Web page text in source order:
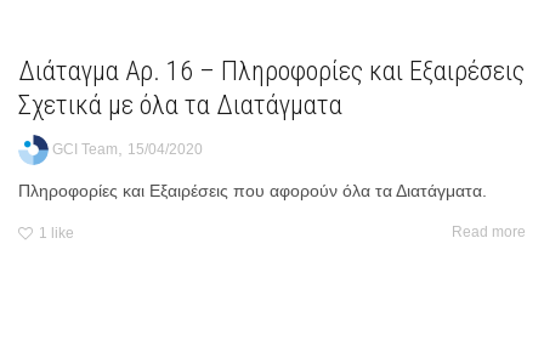
Διάταγμα Αρ. 16 – Πληροφορίες και Εξαιρέσεις
Σχετικά με όλα τα Διατάγματα
GCI Team 15/04/2020
Πληροφορίες και Εξαιρέσεις που αφορούν όλα τα Διατάγματα.
1 like Read more